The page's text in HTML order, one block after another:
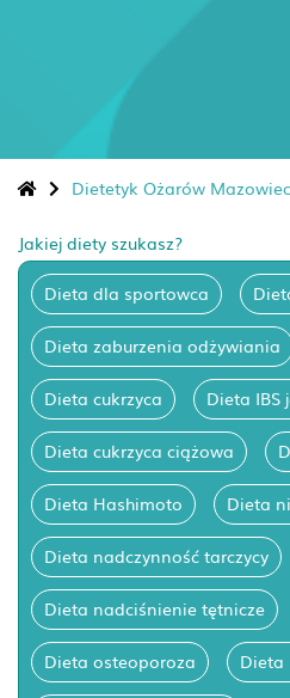
Dietetyk Ożarów
Jakiej diety szukasz?
Dieta dla sportowca
Dieta zaburzenia odżywiania
Dieta cukrzyca Dieta IBS
Dieta cukrzyca ciążowa
Dieta Hashimoto Dieta
Dieta nadczynność tarczycy
Dieta nadciśnienie tętnicze
Dieta osteoporoza Dieta